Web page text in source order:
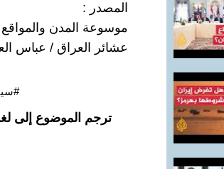
المصدر :
موسوعة المدن والمواقع
عشائر العراق / عباس العزاوي ج2
ترجم الموضوع إلى